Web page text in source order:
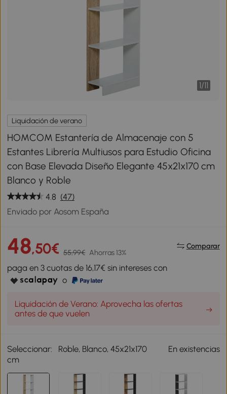
1/11
Liquidación de verano
HOMCOM Estantería de Almacenaje con 5
Estantes Librería Multiusos para Estudio Oficina
con Base Elevada Diseño Elegante 45x21x170 cm
Blanco y Roble
4.8 (47)
Enviado por Aosom España
48,50€ 55,99€ Ahorras 13%
Comparar
paga en 3 cuotas de 16,17€ sin intereses con
o
Liquidación de Verano: Aprovecha las ofertas
antes de que vuelen
Seleccionar:
Roble, Blanco, 45x21x170
cm
En existencias